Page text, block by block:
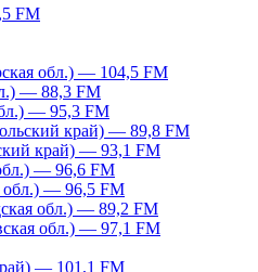
FM
обл.) — 104,5 FM
— 88,3 FM
— 95,3 FM
край) — 89,8 FM
край) — 93,1 FM
— 96,6 FM
обл.) — 96,5 FM
обл.) — 89,2 FM
обл.) — 97,1 FM
— 101,1 FM